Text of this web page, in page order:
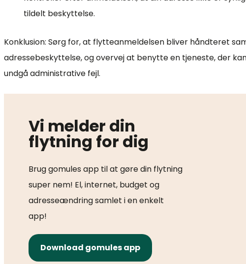
tildelt beskyttelse.
Konklusion: Sørg for, at flytteanmeldelsen bliver håndteret
adressebeskyttelse, og overvej at benytte en tjeneste, der
undgå administrative fejl.
Vi melder din
flytning for dig
Brug gomules app til at gøre din flytning
super nem! El, internet, budget og
adresseændring samlet i en enkelt
app!
Download gomules app